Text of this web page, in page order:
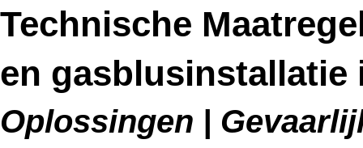
Technische
en gasblusinstallatie
Oplossingen |